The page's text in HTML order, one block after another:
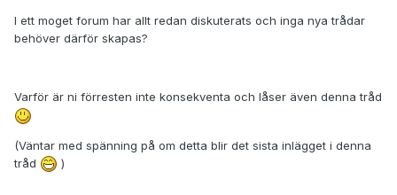
I ett moget forum har allt redan diskuterats och inga nya trådar
behöver därför skapas?
Varför är ni förresten inte konsekventa och låser även denna tråd
(Väntar med spänning på om detta blir det sista inlägget i denna
tråd
)